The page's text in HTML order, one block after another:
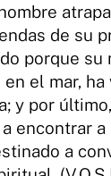
de su
porque su
el mar,
y por
encontrar
a